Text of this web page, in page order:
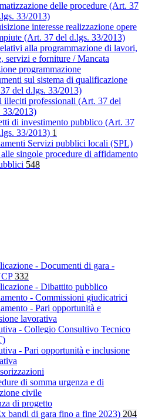
delle procedure (Art. 37
33/2013)
interesse realizzazione opere
(Art. 37 del d.lgs. 33/2013)
alla programmazione di lavori,
servizi e forniture / Mancata
programmazione
sul sistema di qualificazione
del d.lgs. 33/2013)
illeciti professionali (Art. 37 del
33/2013)
di investimento pubblico (Art. 37
33/2013) 1
Servizi pubblici locali (SPL)
singole procedure di affidamento
548
- Documenti di gara -
332
- Dibattito pubblico
- Commissioni giudicatrici
- Pari opportunità e
lavorativa
- Collegio Consultivo Tecnico
- Pari opportunità e inclusione
di somma urgenza e di
civile
di progetto
bandi di gara fino a fine 2023) 204